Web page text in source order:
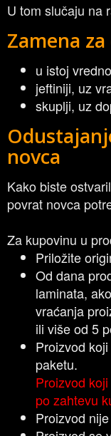
U tom slučaju na
Zamena
u istoj
jeftiniji, uz
skuplji, uz
novca
Kako biste
povrat novca
Za kupovinu u
Priložite
Od dana
laminata,
vraćanja
ili više od 5
Proizvod
paketu.
Proizvod
po zahtevu
Proizvod